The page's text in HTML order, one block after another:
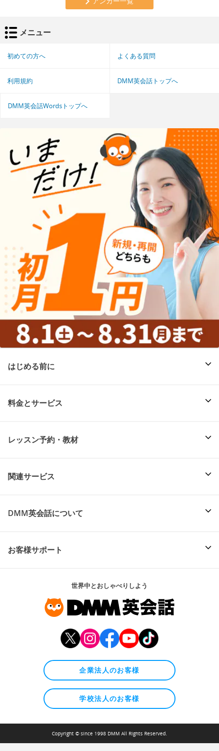
メニュー
初めての方へ よくある質問
利用規約 DMM英会話トップへ
DMM英会話Wordsトップへ
はじめる前に
料金とサービス
レッスン予約・教材
関連サービス
DMM英会話について
お客様サポート
世界中とおしゃべりしよう
企業法人のお客様
学校法人のお客様
Copyright © since 1998 DMM All Rights Reserved.